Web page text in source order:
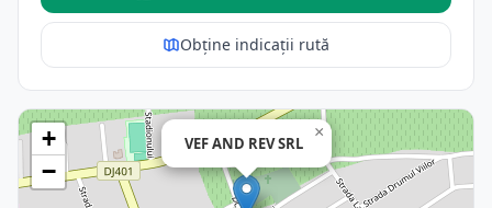
Obține indicații rută
VEF AND REV SRL
×
+
−